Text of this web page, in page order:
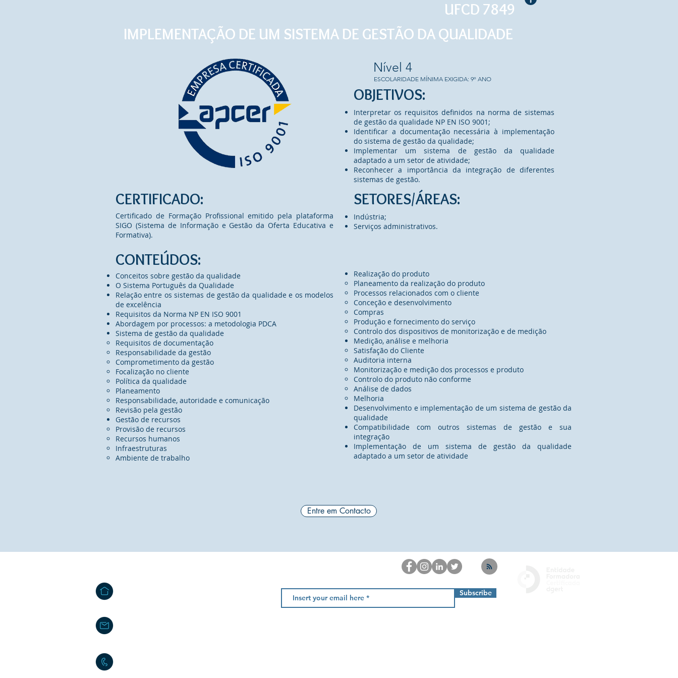
UFCD 7849
IMPLEMENTAÇÃO DE UM SISTEMA DE GESTÃO DA QUALIDADE
CERTIFICADO:
Certificado de Formação Profissional emitido pela plataforma
SIGO (Sistema de Informação e Gestão da Oferta Educativa e
Formativa).
Nível 4
ESCOLARIDADE MÍNIMA EXIGIDA: 9º ANO
OBJETIVOS:
Interpretar os requisitos definidos na norma de sistemas
de gestão da qualidade NP EN ISO 9001;
Identificar a documentação necessária à implementação
do sistema de gestão da qualidade;
Implementar um sistema de gestão da qualidade
adaptado a um setor de atividade;
Reconhecer a importância da integração de diferentes
sistemas de gestão.
SETORES/ÁREAS:
Indústria;
Serviços administrativos.
CONTEÚDOS:
Conceitos sobre gestão da qualidade
O Sistema Português da Qualidade
Relação entre os sistemas de gestão da qualidade e os modelos
de excelência
Requisitos da Norma NP EN ISO 9001
Abordagem por processos: a metodologia PDCA
Sistema de gestão da qualidade
Requisitos de documentação
Responsabilidade da gestão
Comprometimento da gestão
Focalização no cliente
Política da qualidade
Planeamento
Responsabilidade, autoridade e comunicação
Revisão pela gestão
Gestão de recursos
Provisão de recursos
Recursos humanos
Infraestruturas
Ambiente de trabalho
Realização do produto
Planeamento da realização do produto
Processos relacionados com o cliente
Conceção e desenvolvimento
Compras
Produção e fornecimento do serviço
Controlo dos dispositivos de monitorização e de medição
Medição, análise e melhoria
Satisfação do Cliente
Auditoria interna
Monitorização e medição dos processos e produto
Controlo do produto não conforme
Análise de dados
Melhoria
Desenvolvimento e implementação de um sistema de gestão da
qualidade
Compatibilidade com outros sistemas de gestão e sua
integração
Implementação de um sistema de gestão da qualidade
adaptado a um setor de atividade
Entre em Contacto
Subscribe